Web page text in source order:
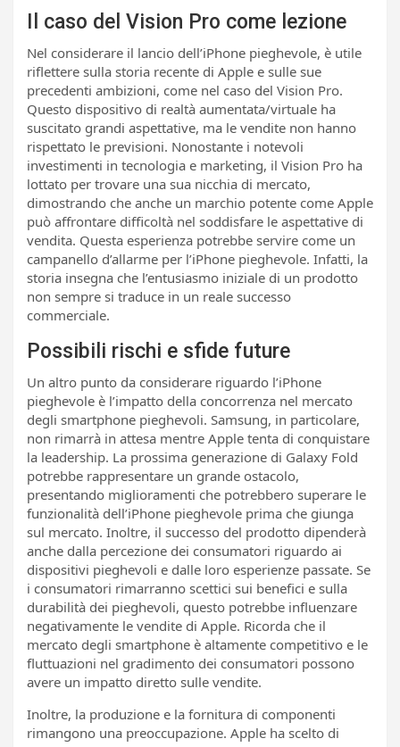
Il caso del Vision Pro come lezione
Nel considerare il lancio dell’iPhone pieghevole, è utile
riflettere sulla storia recente di Apple e sulle sue
precedenti ambizioni, come nel caso del Vision Pro.
Questo dispositivo di realtà aumentata/virtuale ha
suscitato grandi aspettative, ma le vendite non hanno
rispettato le previsioni. Nonostante i notevoli
investimenti in tecnologia e marketing, il Vision Pro ha
lottato per trovare una sua nicchia di mercato,
dimostrando che anche un marchio potente come Apple
può affrontare difficoltà nel soddisfare le aspettative di
vendita. Questa esperienza potrebbe servire come un
campanello d’allarme per l’iPhone pieghevole. Infatti, la
storia insegna che l’entusiasmo iniziale di un prodotto
non sempre si traduce in un reale successo
commerciale.
Possibili rischi e sfide future
Un altro punto da considerare riguardo l’iPhone
pieghevole è l’impatto della concorrenza nel mercato
degli smartphone pieghevoli. Samsung, in particolare,
non rimarrà in attesa mentre Apple tenta di conquistare
la leadership. La prossima generazione di Galaxy Fold
potrebbe rappresentare un grande ostacolo,
presentando miglioramenti che potrebbero superare le
funzionalità dell’iPhone pieghevole prima che giunga
sul mercato. Inoltre, il successo del prodotto dipenderà
anche dalla percezione dei consumatori riguardo ai
dispositivi pieghevoli e dalle loro esperienze passate. Se
i consumatori rimarranno scettici sui benefici e sulla
durabilità dei pieghevoli, questo potrebbe influenzare
negativamente le vendite di Apple. Ricorda che il
mercato degli smartphone è altamente competitivo e le
fluttuazioni nel gradimento dei consumatori possono
avere un impatto diretto sulle vendite.
Inoltre, la produzione e la fornitura di componenti
rimangono una preoccupazione. Apple ha scelto di